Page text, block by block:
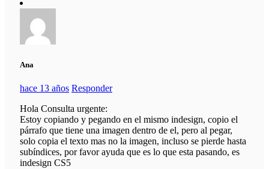
Ana
hace 13 años Responder
Hola Consulta urgente:
Estoy copiando y pegando en el mismo indesign, copio el
párrafo que tiene una imagen dentro de el, pero al pegar,
solo copia el texto mas no la imagen, incluso se pierde hasta
subíndices, por favor ayuda que es lo que esta pasando, es
indesign CS5